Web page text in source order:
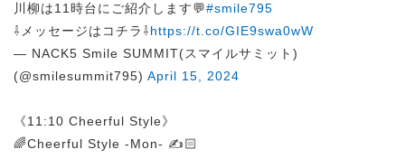
川柳は11時台にご紹介します💬#smile795
⇩メッセージはコチラ⇩https://t.co/GIE9swa0wW
— NACK5 Smile SUMMIT(スマイルサミット)
(@smilesummit795) April 15, 2024
《11:10 Cheerful Style》
🌈Cheerful Style -Mon- ✍️🏻